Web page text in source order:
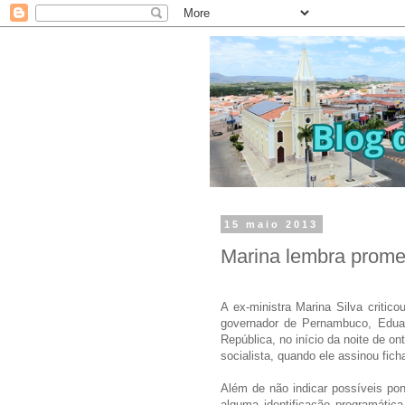
15 maio 2013
Marina lembra
A ex-ministra Marina Silva
governador de Pernambuco,
República, no início da noite de
socialista, quando ele assinou
Além de não indicar possíveis